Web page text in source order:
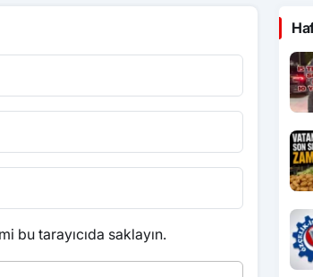
bu tarayıcıda saklayın.